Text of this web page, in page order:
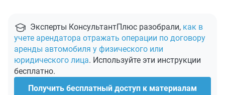
Эксперты КонсультантПлюс разобрали, как в
учете арендатора отражать операции по договору
аренды автомобиля у физического или
юридического лица. Используйте эти инструкции
бесплатно.
Получить бесплатный доступ к материалам